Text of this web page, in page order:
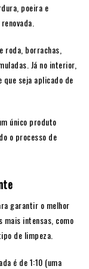
poeira e
roda, borrachas,
Já no interior,
seja aplicado de
único produto
o processo de
garantir o melhor
mais intensas, como
de limpeza.
é de 1:10 (uma